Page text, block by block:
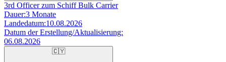
3rd Officer zum Schiff Bulk Carrier
Dauer:3 Monate
Landedatum:10.08.2026
Datum der Erstellung/Aktualisierung:
06.08.2026
🇨🇾